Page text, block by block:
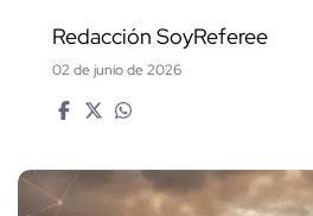
Redacción SoyReferee
02 de junio de 2026